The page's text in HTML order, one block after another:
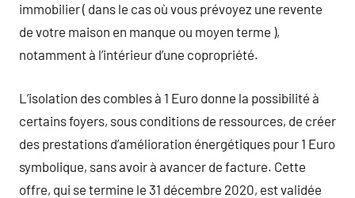
immobilier ( dans le cas où vous prévoyez une revente
de votre maison en manque ou moyen terme ),
notamment à l’intérieur d’une copropriété.
L’isolation des combles à 1 Euro donne la possibilité à
certains foyers, sous conditions de ressources, de créer
des prestations d’amélioration énergétiques pour 1 Euro
symbolique, sans avoir à avancer de facture. Cette
offre, qui se termine le 31 décembre 2020, est validée